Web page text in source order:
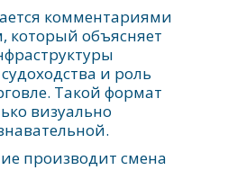
комментариями
который объясняет
и роль
Такой формат
визуально
производит смена